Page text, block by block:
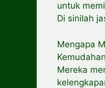
untuk
Di sinilah
Mengapa
Mereka